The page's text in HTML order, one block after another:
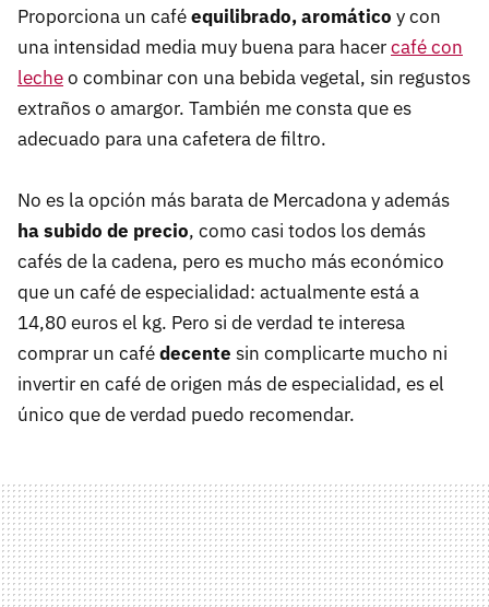
Proporciona un caféequilibrado, aromático y con
una intensidad media muy buena para hacercafé con
lecheo combinar con una bebida vegetal, sin regustos
extraños o amargor. También me consta que es
adecuado para una cafetera de filtro.
No es la opción más barata de Mercadona y además
ha subido de precio, como casi todos los demás
cafés de la cadena, pero es mucho más económico
que un café de especialidad: actualmente está a
14,80 euros el kg. Pero si de verdad te interesa
comprar un cafédecente sin complicarte mucho ni
invertir en café de origen más de especialidad, es el
único que de verdad puedo recomendar.